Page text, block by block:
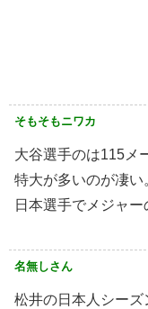
そもそもニワカ
大谷選手のは115メ
特大が多いのが凄い
日本選手でメジャー
名無しさん
松井の日本人シーズ